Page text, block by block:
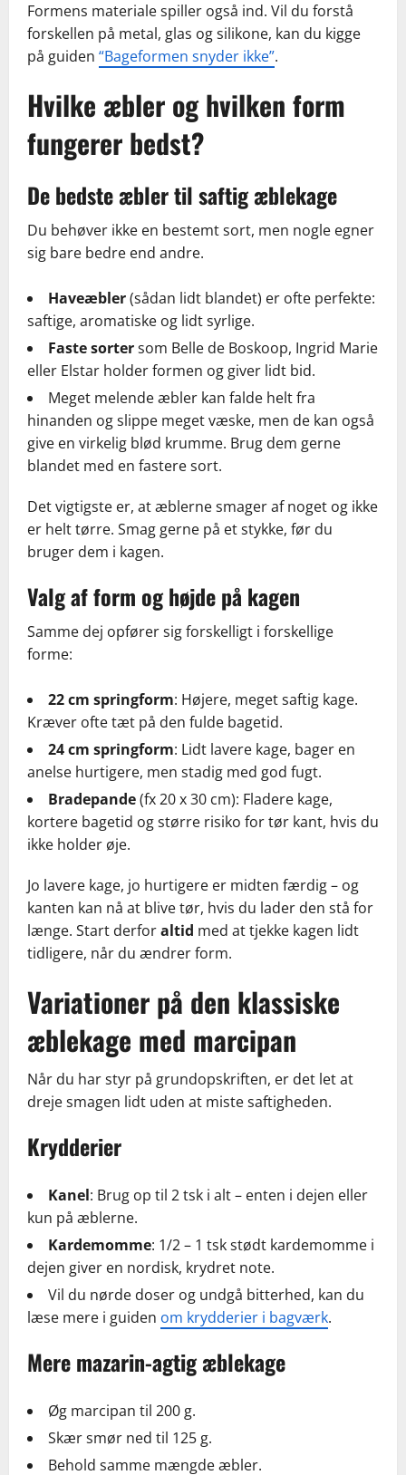
Formens materiale spiller også ind. Vil du forstå
forskellen på metal, glas og silikone, kan du kigge
på guiden “Bageformen snyder ikke”.
Hvilke æbler og hvilken form
fungerer bedst?
De bedste æbler til saftig æblekage
Du behøver ikke en bestemt sort, men nogle egner
sig bare bedre end andre.
Haveæbler(sådan lidt blandet) er ofte perfekte:
saftige, aromatiske og lidt syrlige.
Faste sortersom Belle de Boskoop, Ingrid Marie
eller Elstar holder formen og giver lidt bid.
Meget melende æbler kan falde helt fra
hinanden og slippe meget væske, men de kan også
give en virkelig blød krumme. Brug dem gerne
blandet med en fastere sort.
Det vigtigste er, at æblerne smager af noget og ikke
er helt tørre. Smag gerne på et stykke, før du
bruger dem i kagen.
Valg af form og højde på kagen
Samme dej opfører sig forskelligt i forskellige
forme:
22 cm springform: Højere, meget saftig kage.
Kræver ofte tæt på den fulde bagetid.
24 cm springform: Lidt lavere kage, bager en
anelse hurtigere, men stadig med god fugt.
Bradepande(fx 20 x 30 cm): Fladere kage,
kortere bagetid og større risiko for tør kant, hvis du
ikke holder øje.
Jo lavere kage, jo hurtigere er midten færdig – og
kanten kan nå at blive tør, hvis du lader den stå for
længe. Start derforaltid med at tjekke kagen lidt
tidligere, når du ændrer form.
Variationer på den klassiske
æblekage med marcipan
Når du har styr på grundopskriften, er det let at
dreje smagen lidt uden at miste saftigheden.
Krydderier
Kanel: Brug op til 2 tsk i alt – enten i dejen eller
kun på æblerne.
Kardemomme: 1/2 – 1 tsk stødt kardemomme i
dejen giver en nordisk, krydret note.
Vil du nørde doser og undgå bitterhed, kan du
læse mere i guiden om krydderier i bagværk.
Mere mazarin-agtig æblekage
Øg marcipan til 200 g.
Skær smør ned til 125 g.
Behold samme mængde æbler.